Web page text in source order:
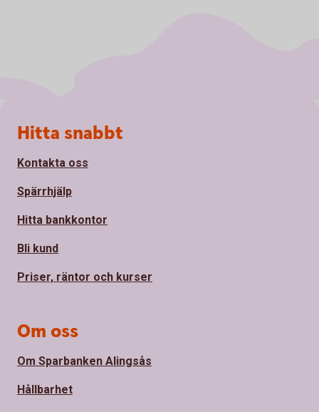
Sidfot
Hitta snabbt
Kontakta oss
Spärrhjälp
Hitta bankkontor
Bli kund
Priser, räntor och kurser
Om oss
Om Sparbanken Alingsås
Hållbarhet